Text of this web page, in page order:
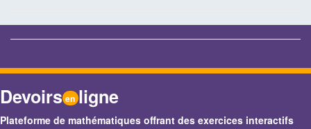
Devoirs en ligne
Plateforme de mathématiques offrant des exercices interactifs